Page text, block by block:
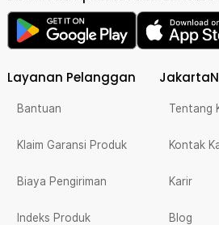
Layanan Pelanggan
Bantuan
Klaim Garansi Produk
Biaya Pengiriman
Indeks Produk
Tentang
Kontak
Karir
Blog